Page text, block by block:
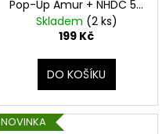
Pop-Up Amur + NHDC 50
g 16 mm
Skladem (2 ks)
199 Kč
DO KOŠÍKU
NOVINKA